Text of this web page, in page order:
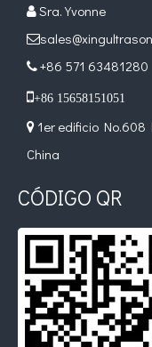
La tecnología de
 Sra. Yvonne

 +86 571 63481280
+86 15658151051
 1er edificio
China
CÓDIGO QR